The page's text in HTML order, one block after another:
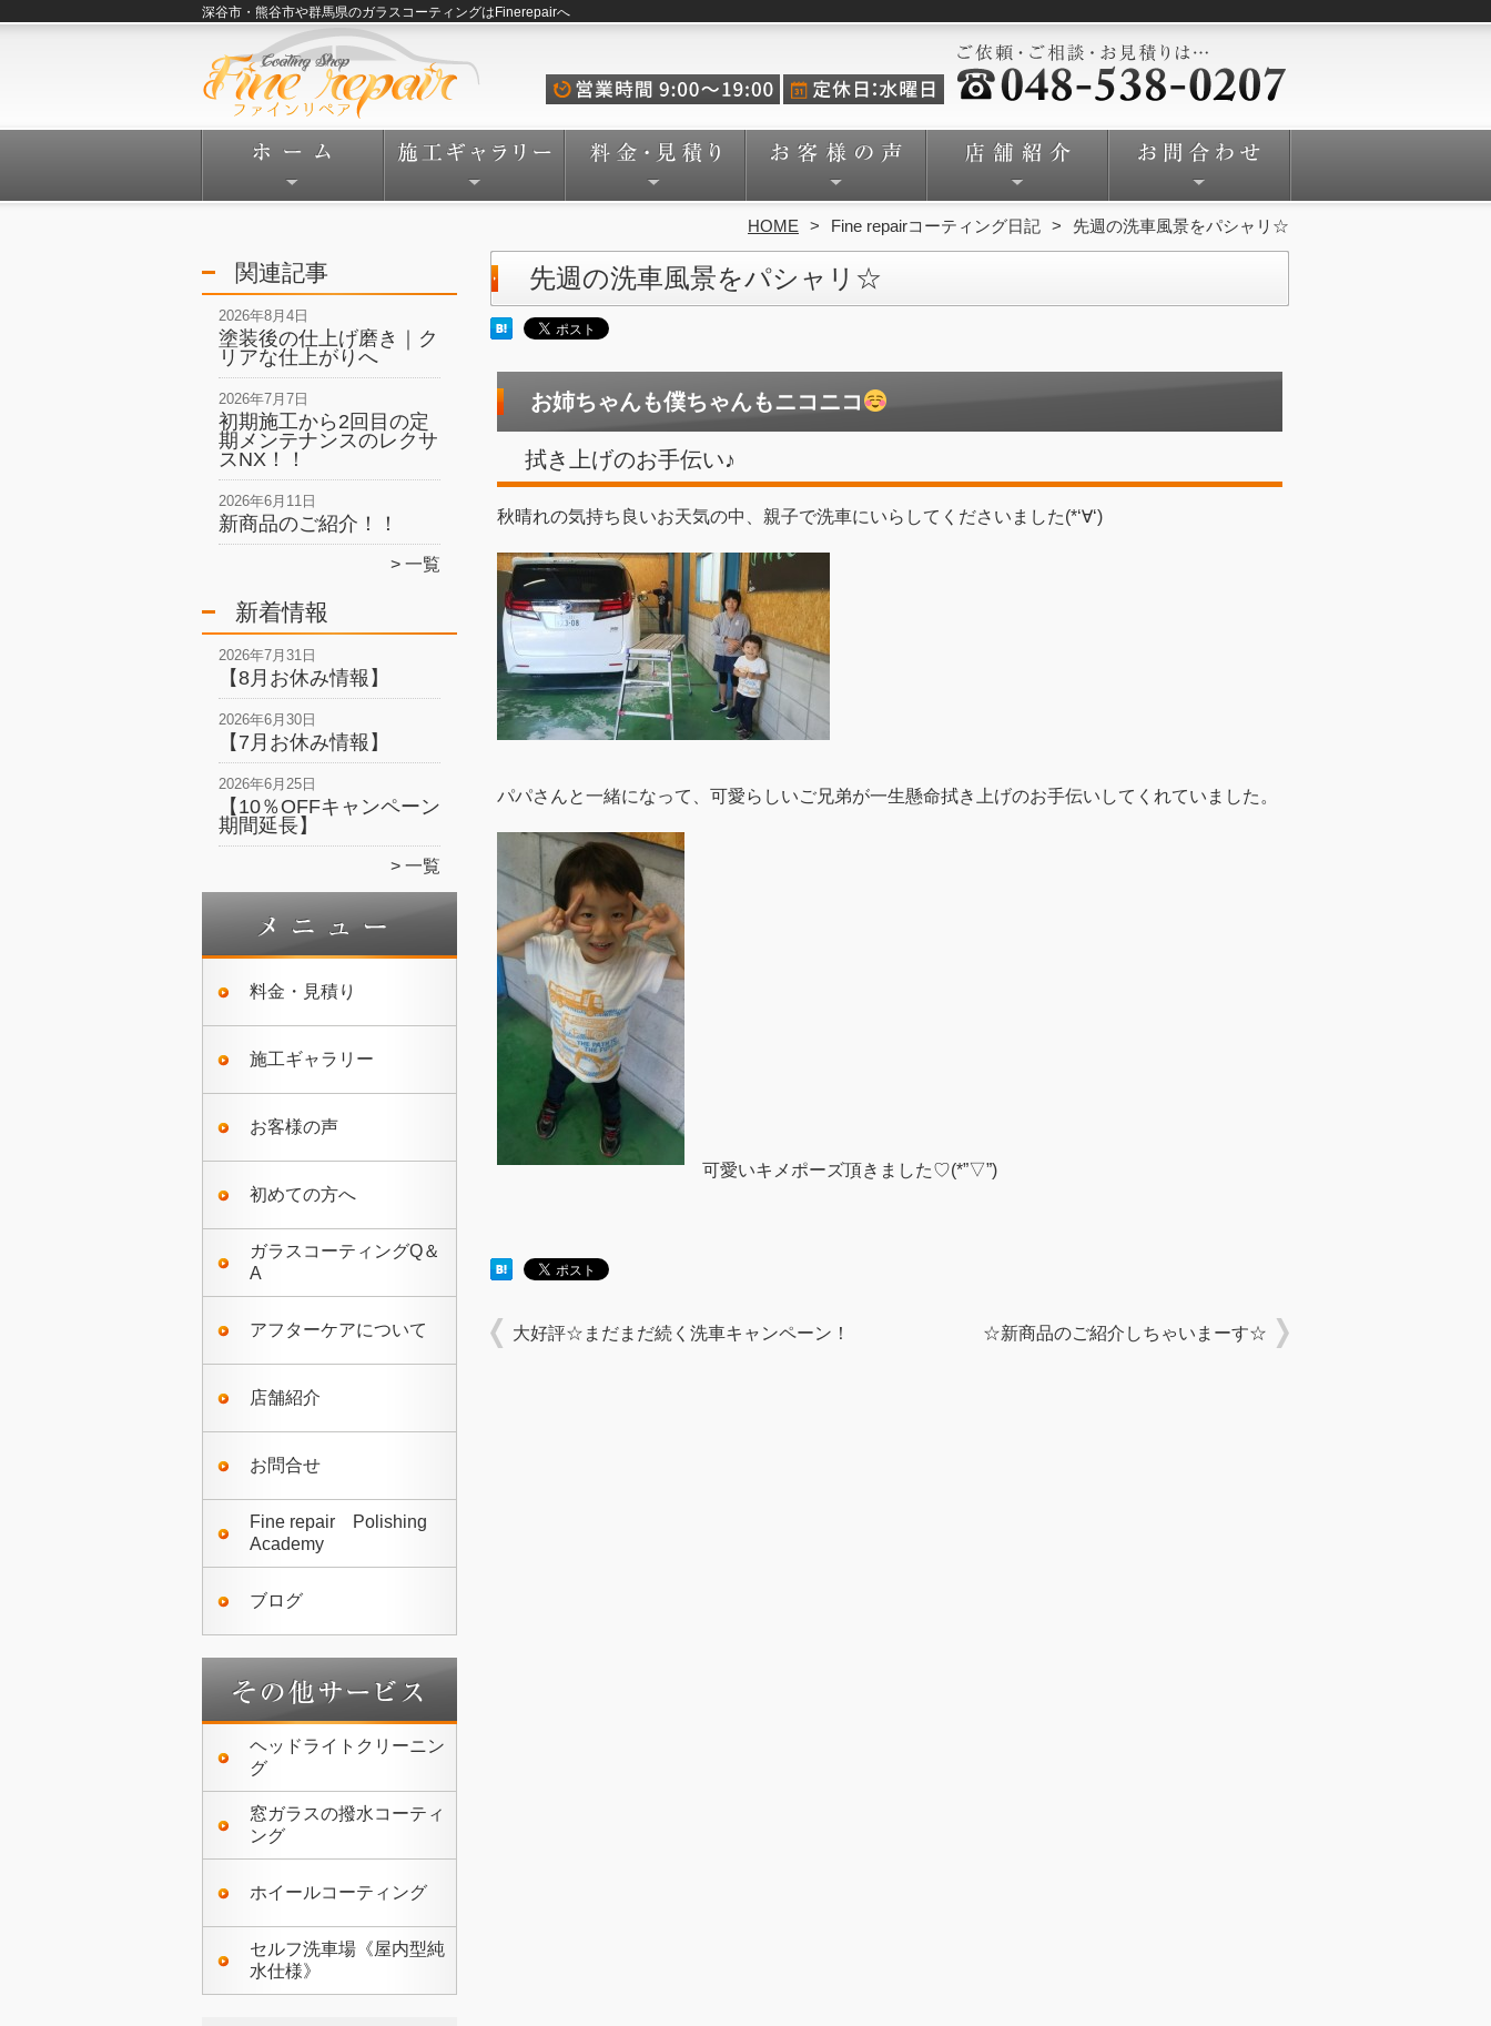
深谷市・熊谷市や群馬県のガラスコーティングはFinerepairへ
HOME Fine repairコーティング日記 先週の洗車風景をパシャリ☆
関連記事
2026年8月4日
塗装後の仕上げ磨き｜ク
リアな仕上がりへ
2026年7月7日
初期施工から2回目の定
期メンテナンスのレクサ
スNX！！
2026年6月11日
新商品のご紹介！！
一覧
新着情報
2026年7月31日
【8月お休み情報】
2026年6月30日
【7月お休み情報】
2026年6月25日
【10％OFFキャンペーン
期間延長】
一覧
料金・見積り
施工ギャラリー
お客様の声
初めての方へ
ガラスコーティングQ＆
A
アフターケアについて
店舗紹介
お問合せ
Fine repair Polishing
Academy
ブログ
ヘッドライトクリーニン
グ
窓ガラスの撥水コーティ
ング
ホイールコーティング
セルフ洗車場《屋内型純
水仕様》
先週の洗車風景をパシャリ☆
お姉ちゃんも僕ちゃんもニコニコ
拭き上げのお手伝い♪
秋晴れの気持ち良いお天気の中、親子で洗車にいらしてくださいました(*‘∀‘)
パパさんと一緒になって、可愛らしいご兄弟が一生懸命拭き上げのお手伝いしてくれていました。
可愛いキメポーズ頂きました♡(*”▽”)
大好評☆まだまだ続く洗車キャンペーン！ ☆新商品のご紹介しちゃいまーす☆